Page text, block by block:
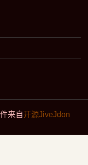
来自开源JiveJdon